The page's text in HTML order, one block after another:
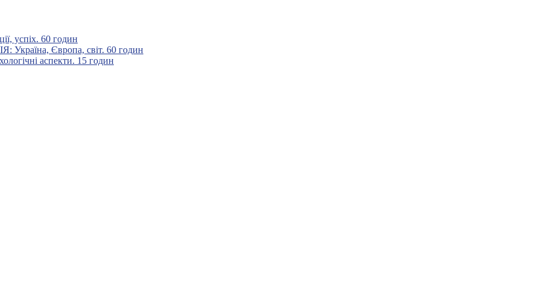
успіх. 60 годин
Європа, світ. 60 годин
аспекти. 15 годин